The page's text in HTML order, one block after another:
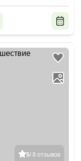
5/ 8 отзывов